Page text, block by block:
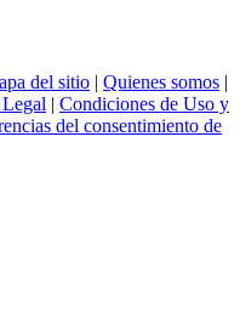
del sitio | Quienes somos |
| Condiciones de Uso y
del consentimiento de